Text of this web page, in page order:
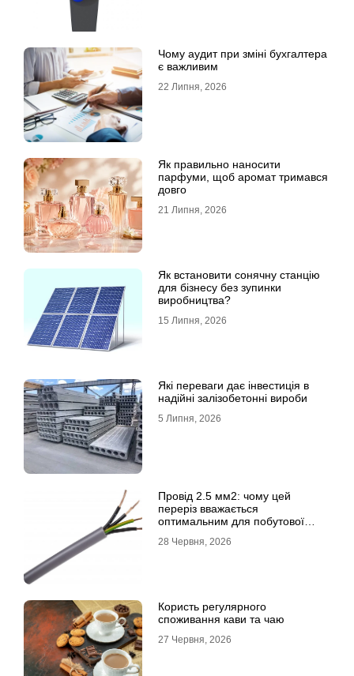
Чому аудит при зміні бухгалтера
є важливим
22 Липня, 2026
Як правильно наносити
парфуми, щоб аромат тримався
довго
21 Липня, 2026
Як встановити сонячну станцію
для бізнесу без зупинки
виробництва?
15 Липня, 2026
Які переваги дає інвестиція в
надійні залізобетонні вироби
5 Липня, 2026
Провід 2.5 мм2: чому цей
переріз вважається
оптимальним для побутової
28 Червня, 2026
Користь регулярного
споживання кави та чаю
27 Червня, 2026